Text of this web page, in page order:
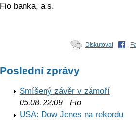
Fio banka, a.s.
Diskutovat
Poslední zprávy
Smíšený závěr v zámoří
05.08. 22:09 Fio
USA: Dow Jones na rekordu